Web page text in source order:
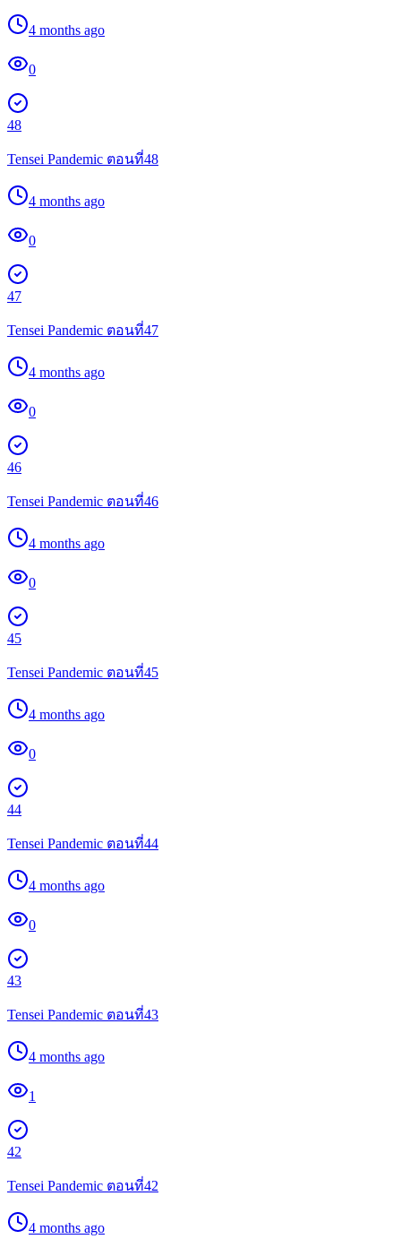
4 months ago
0
48
Tensei Pandemic ตอนที่48
4 months ago
0
47
Tensei Pandemic ตอนที่47
4 months ago
0
46
Tensei Pandemic ตอนที่46
4 months ago
0
45
Tensei Pandemic ตอนที่45
4 months ago
0
44
Tensei Pandemic ตอนที่44
4 months ago
0
43
Tensei Pandemic ตอนที่43
4 months ago
1
42
Tensei Pandemic ตอนที่42
4 months ago